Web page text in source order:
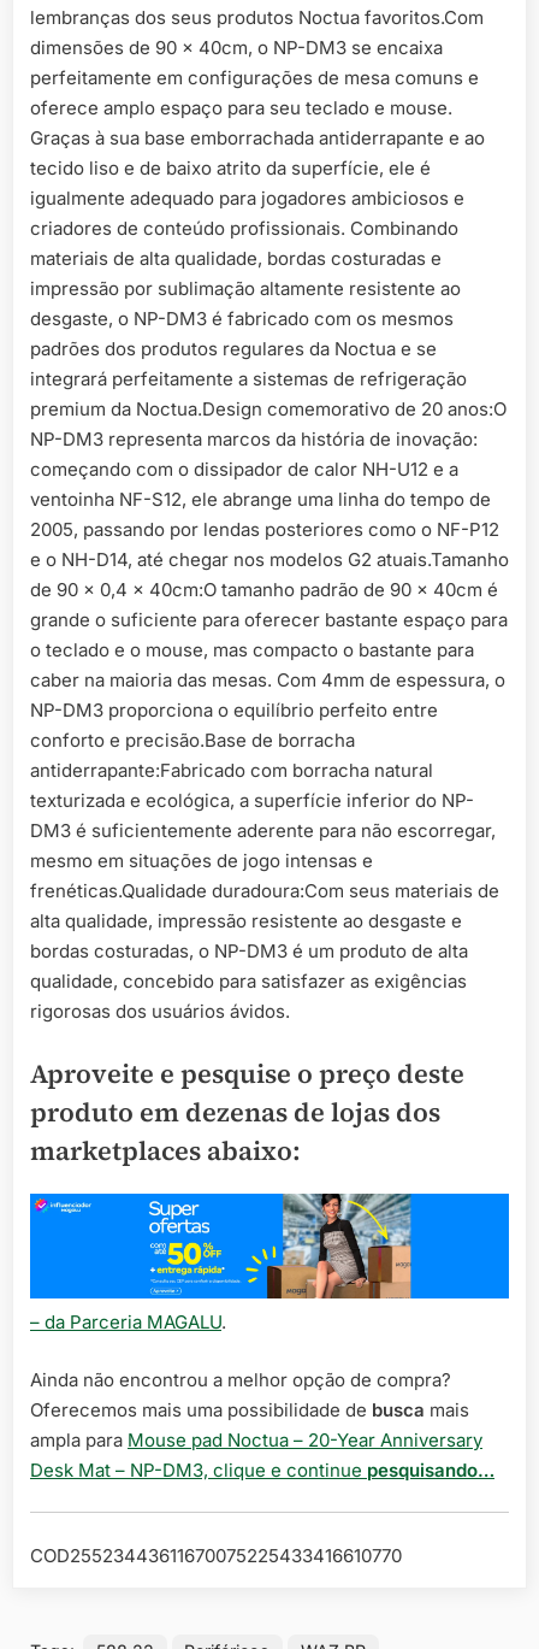
lembranças dos seus produtos Noctua favoritos.Com
dimensões de 90 x 40cm, o NP-DM3 se encaixa
perfeitamente em configurações de mesa comuns e
oferece amplo espaço para seu teclado e mouse.
Graças à sua base emborrachada antiderrapante e ao
tecido liso e de baixo atrito da superfície, ele é
igualmente adequado para jogadores ambiciosos e
criadores de conteúdo profissionais. Combinando
materiais de alta qualidade, bordas costuradas e
impressão por sublimação altamente resistente ao
desgaste, o NP-DM3 é fabricado com os mesmos
padrões dos produtos regulares da Noctua e se
integrará perfeitamente a sistemas de refrigeração
premium da Noctua.Design comemorativo de 20 anos:O
NP-DM3 representa marcos da história de inovação:
começando com o dissipador de calor NH-U12 e a
ventoinha NF-S12, ele abrange uma linha do tempo de
2005, passando por lendas posteriores como o NF-P12
e o NH-D14, até chegar nos modelos G2 atuais.Tamanho
de 90 x 0,4 x 40cm:O tamanho padrão de 90 x 40cm é
grande o suficiente para oferecer bastante espaço para
o teclado e o mouse, mas compacto o bastante para
caber na maioria das mesas. Com 4mm de espessura, o
NP-DM3 proporciona o equilíbrio perfeito entre
conforto e precisão.Base de borracha
antiderrapante:Fabricado com borracha natural
texturizada e ecológica, a superfície inferior do NP-
DM3 é suficientemente aderente para não escorregar,
mesmo em situações de jogo intensas e
frenéticas.Qualidade duradoura:Com seus materiais de
alta qualidade, impressão resistente ao desgaste e
bordas costuradas, o NP-DM3 é um produto de alta
qualidade, concebido para satisfazer as exigências
rigorosas dos usuários ávidos.
Aproveite e pesquise o preço deste
produto em dezenas de lojas dos
marketplaces abaixo:
– da Parceria MAGALU.
Ainda não encontrou a melhor opção de compra?
Oferecemos mais uma possibilidade de busca mais
ampla para Mouse pad Noctua – 20-Year Anniversary
Desk Mat – NP-DM3, clique e continue pesquisando…
COD25523443611670075225433416610770